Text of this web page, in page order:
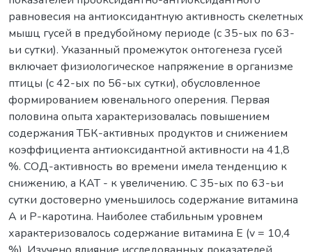
равновесия на антиоксидантную активность скелетных
мышц гусей в предубойному периоде (с 35-ых по 63-
ьи сутки). Указанный промежуток онтогенеза гусей
включает физиологическое напряжение в организме
птицы (с 42-ых по 56-ых сутки), обусловленное
формированием ювенального оперения. Первая
половина опыта характеризовалась повышением
содержания ТБК-активных продуктов и снижением
коэффициента антиоксидантной активности на 41,8
%. СОД-активность во времени имела тенденцию к
снижению, а КАТ - к увеличению. С 35-ых по 63-ьи
сутки достоверно уменьшилось содержание витамина
А и Р-каротина. Наиболее стабильным уровнем
характеризовалось содержание витамина Е (v = 10,4